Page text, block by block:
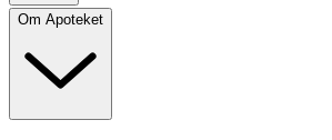
Om Apoteket